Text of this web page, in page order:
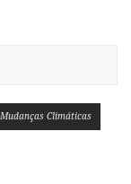
Mudanças Climáticas